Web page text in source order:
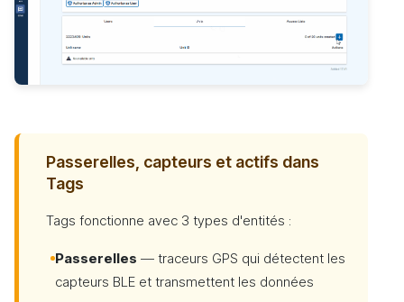
Passerelles, capteurs et actifs dans
Tags
Tags fonctionne avec 3 types d'entités :
Passerelles — traceurs GPS qui détectent les
capteurs BLE et transmettent les données